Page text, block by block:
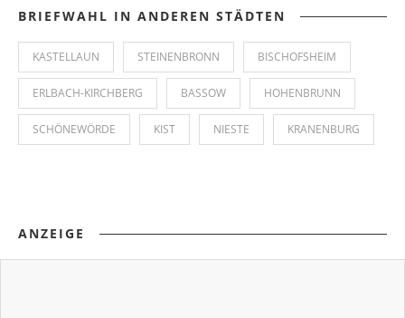
BRIEFWAHL IN ANDEREN STÄDTEN
KASTELLAUN STEINENBRONN BISCHOFSHEIM
ERLBACH-KIRCHBERG BASSOW HOHENBRUNN
SCHÖNEWÖRDE KIST NIESTE KRANENBURG
ANZEIGE